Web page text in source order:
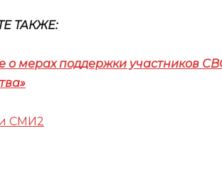
ТАКЖЕ:
о мерах поддержки участников
СМИ2